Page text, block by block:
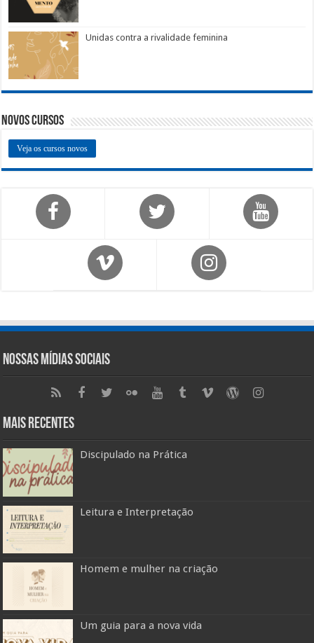
Unidas contra a rivalidade feminina
Novos Cursos
Veja os cursos novos
Nossas Mídias Sociais
Mais Recentes
Discipulado na Prática
Leitura e Interpretação
Homem e mulher na criação
Um guia para a nova vida